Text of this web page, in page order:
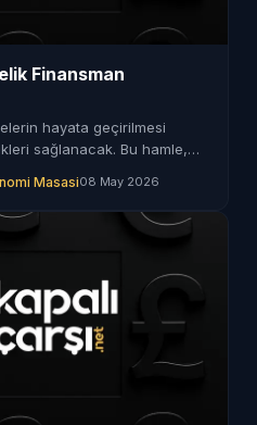
Finansman
hayata geçirilmesi
sağlanacak. Bu hamle,
Masasi08 May 2026